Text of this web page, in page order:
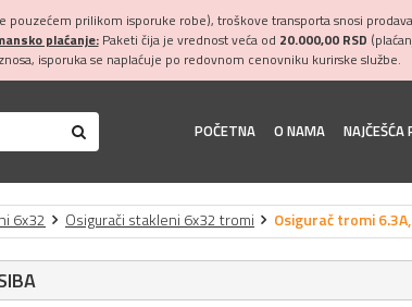
pouzećem prilikom isporuke robe), troškove transporta snosi
plaćanje:Paketi čija je vrednost veća od 20.000,00 RSD
isporuka se naplaćuje po redovnom cenovniku kurirske službe.
POČETNA O NAMA NAJČEŠĆA
6x32 Osigurači stakleni 6x32 tromi Osigurač tromi